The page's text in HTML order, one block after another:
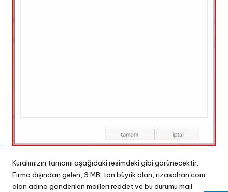
Kuralımızın tamamı aşağıdaki resimdeki gibi görünecektir.
Firma dışından gelen, 3 MB’ tan büyük olan, rizasahan.com
alan adına gönderilen mailleri reddet ve bu durumu mail